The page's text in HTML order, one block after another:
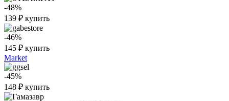
-48%
139 ₽ купить
-46%
145 ₽ купить
Market
-45%
148 ₽ купить